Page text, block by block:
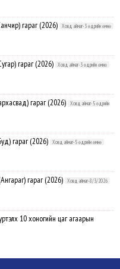
гараг (2026) Ховд аймаг-3 өдрийн өмнө
гараг (2026) Ховд аймаг-3 өдрийн өмнө
гараг (2026)
Ховд аймаг-5 өдрийн
гараг (2026) Ховд аймаг-5 өдрийн өмнө
гараг (2026) Ховд аймаг-8/3/2026
10 хоногийн цаг агаарын
гараг (2026) Ховд аймаг-8/3/2026